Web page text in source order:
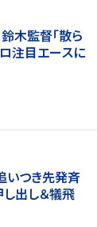
木監督「散ら
注目エースに
いつき先発斉
出し＆犠飛